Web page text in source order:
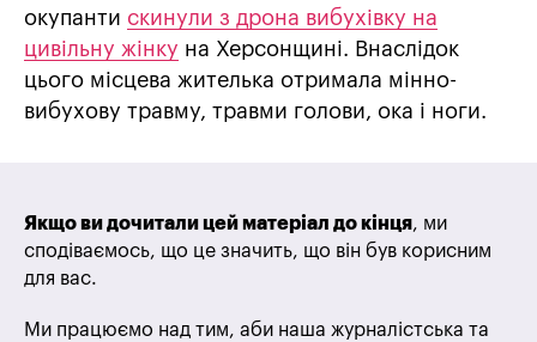
окупанти скинули з дрона вибухівку на
цивільну жінку на Херсонщині. Внаслідок
цього місцева жителька отримала мінно-
вибухову травму, травми голови, ока і ноги.
Якщо ви дочитали цей матеріал до кінця, ми
сподіваємось, що це значить, що він був корисним
для вас.
Ми працюємо над тим, аби наша журналістська та